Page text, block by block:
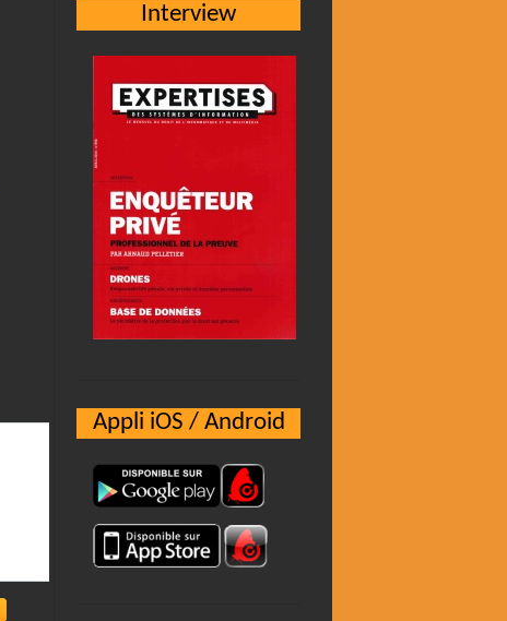
Interview
Appli iOS / Android